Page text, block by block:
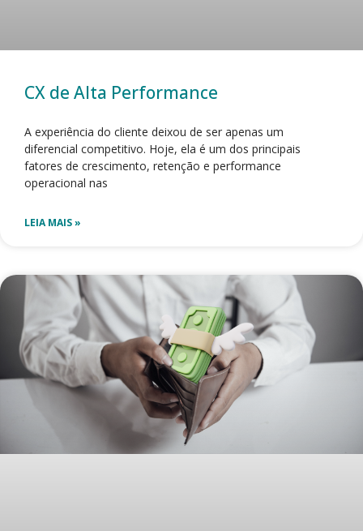
CX de Alta Performance
A experiência do cliente deixou de ser apenas um
diferencial competitivo. Hoje, ela é um dos principais
fatores de crescimento, retenção e performance
operacional nas
LEIA MAIS »